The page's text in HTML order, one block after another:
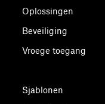
Oplossingen
Beveiliging
Vroege toegang
Sjablonen